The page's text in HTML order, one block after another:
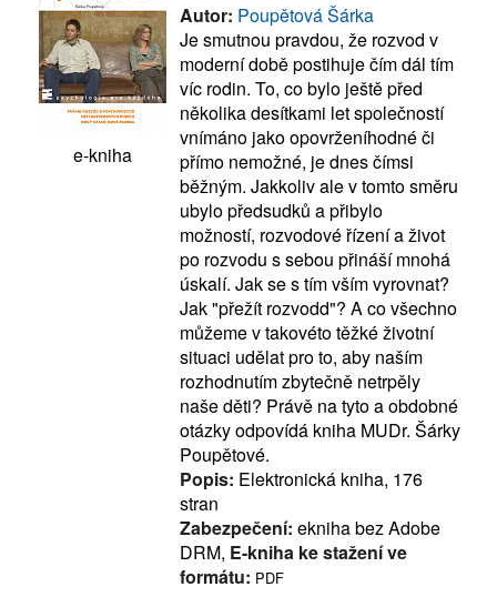
e-kniha
Autor: Poupětová Šárka
Je smutnou pravdou, že rozvod v
moderní době postihuje čím dál tím
víc rodin. To, co bylo ještě před
několika desítkami let společností
vnímáno jako opovrženíhodné či
přímo nemožné, je dnes čímsi
běžným. Jakkoliv ale v tomto směru
ubylo předsudků a přibylo
možností, rozvodové řízení a život
po rozvodu s sebou přináší mnohá
úskalí. Jak se s tím vším vyrovnat?
Jak "přežít rozvodd"? A co všechno
můžeme v takovéto těžké životní
situaci udělat pro to, aby naším
rozhodnutím zbytečně netrpěly
naše děti? Právě na tyto a obdobné
otázky odpovídá kniha MUDr. Šárky
Poupětové.
Popis: Elektronická kniha, 176
stran
Zabezpečení: ekniha bez Adobe
DRM, E-kniha ke stažení ve
formátu: PDF